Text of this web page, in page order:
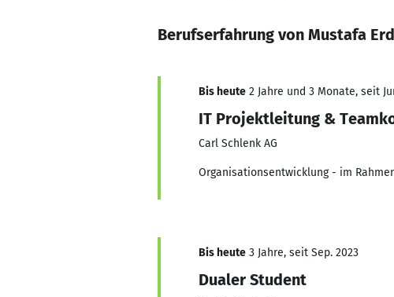
Berufserfahrung von Mustafa
Bis heute 2 Jahre und 3 Monate, seit
IT Projektleitung &
Carl Schlenk AG
Organisationsentwicklung - im
Bis heute 3 Jahre, seit Sep. 2023
Dualer Student